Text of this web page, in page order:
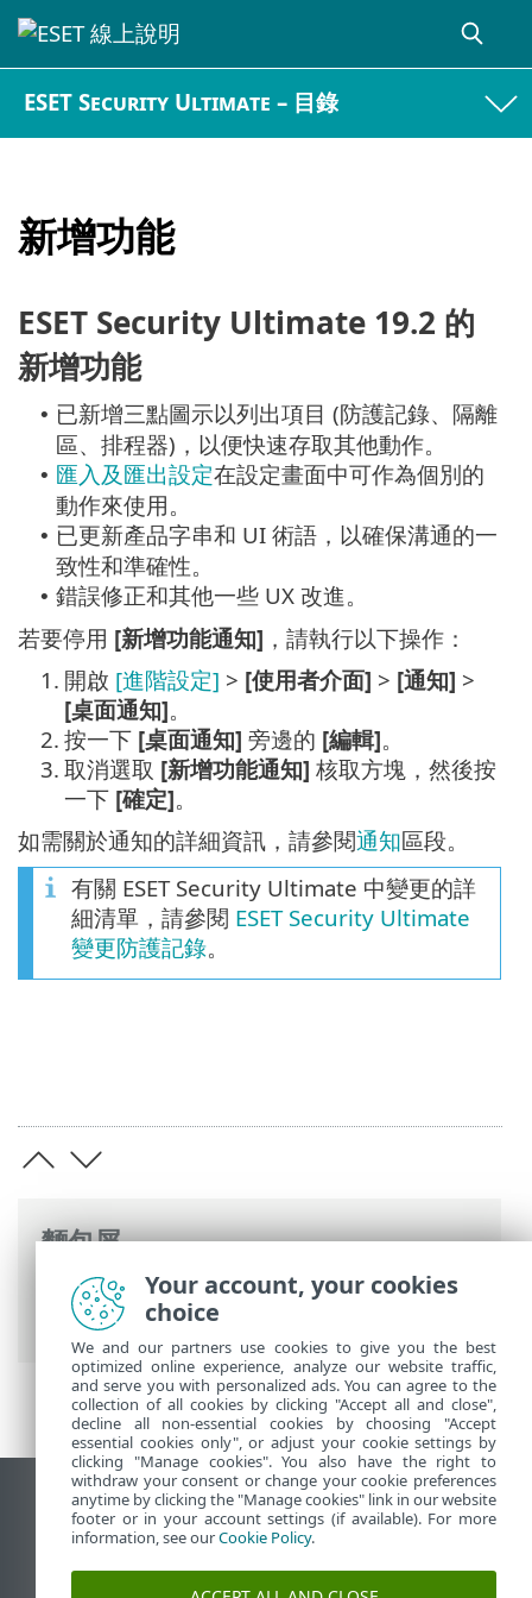
ESET Security Ultimate – 目錄
新增功能
麵包屑
ESET 線上說明>ESET Security Ultimate>
ESET Security Ultimate
ESET Security Ultimate 19.2 的
新增功能
• 已新增三點圖示以列出項目 (防護記錄、隔離
區、排程器)，以便快速存取其他動作。
• 匯入及匯出設定在設定畫面中可作為個別的
動作來使用。
• 已更新產品字串和 UI 術語，以確保溝通的一
致性和準確性。
• 錯誤修正和其他一些 UX 改進。
若要停用 [新增功能通知] ，請執行以下操作：
1. 開啟 [進階設定] > [使用者介面] > [通知] >
[桌面通知]。
2. 按一下 [桌面通知] 旁邊的 [編輯]。
3. 取消選取 [新增功能通知] 核取方塊，然後按
一下 [確定]。
如需關於通知的詳細資訊，請參閱通知區段。
有關 ESET Security Ultimate 中變更的詳
細清單，請參閱 ESET Security Ultimate
變更防護記錄。
檢視桌面網站
End of Life
ESET 知識庫
Your account, your cookies
choice
We and our partners use cookies to give you the best
optimized online experience, analyze our website traffic,
and serve you with personalized ads. You can agree to the
collection of all cookies by clicking "Accept all and close",
decline all non-essential cookies by choosing "Accept
essential cookies only", or adjust your cookie settings by
clicking "Manage cookies". You also have the right to
withdraw your consent or change your cookie preferences
anytime by clicking the "Manage cookies" link in our website
footer or in your account settings (if available). For more
information, see ourCookie Policy.